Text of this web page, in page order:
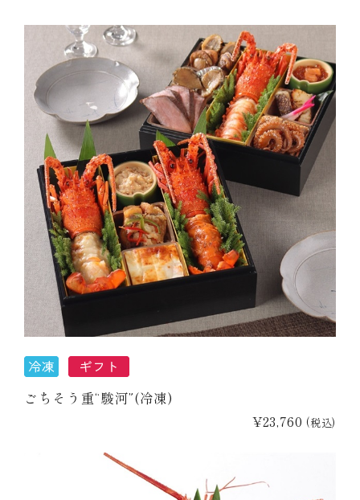
ごちそう重“駿河”(冷凍)
¥23,760 (税込)